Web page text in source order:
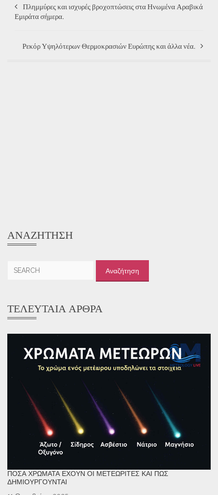
Πλημμύρες και ισχυρές βροχοπτώσεις στα Ηνωμένα Αραβικά
Εμιράτα σήμερα.
Ρεκόρ Υψηλότερων Θερμοκρασιών Ευρώπης και άλλα νέα.
ΑΝΑΖΉΤΗΣΗ
ΤΕΛΕΥΤΑΊΑ ΆΡΘΡΑ
ΠΌΣΑ ΧΡΏΜΑΤΑ ΈΧΟΥΝ ΟΙ ΜΕΤΕΩΡΊΤΕΣ ΚΑΙ ΠΏΣ
ΔΗΜΙΟΥΡΓΟΎΝΤΑΙ